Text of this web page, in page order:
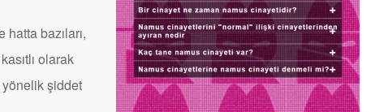
bazıları,
olarak
yönelik şiddet